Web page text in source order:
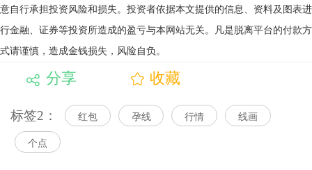
意自行承担投资风险和损失。投资者依据本文提供的信息、资料及图表进
行金融、证券等投资所造成的盈亏与本网站无关。凡是脱离平台的付款方
式请谨慎，造成金钱损失，风险自负。
分享 收藏
标签2： 红包 孕线 行情 线画
个点